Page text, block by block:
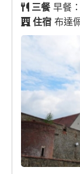
三餐早餐
住宿 布達